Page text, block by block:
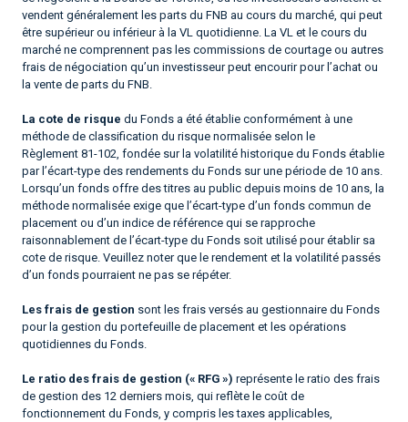
vendent généralement les parts du FNB au cours du marché, qui peut
être supérieur ou inférieur à la VL quotidienne. La VL et le cours du
marché ne comprennent pas les commissions de courtage ou autres
frais de négociation qu’un investisseur peut encourir pour l’achat ou
la vente de parts du FNB.
La cote de risque du Fonds a été établie conformément à une
méthode de classification du risque normalisée selon le
Règlement 81-102, fondée sur la volatilité historique du Fonds établie
par l’écart-type des rendements du Fonds sur une période de 10 ans.
Lorsqu’un fonds offre des titres au public depuis moins de 10 ans, la
méthode normalisée exige que l’écart-type d’un fonds commun de
placement ou d’un indice de référence qui se rapproche
raisonnablement de l’écart-type du Fonds soit utilisé pour établir sa
cote de risque. Veuillez noter que le rendement et la volatilité passés
d’un fonds pourraient ne pas se répéter.
Les frais de gestion sont les frais versés au gestionnaire du Fonds
pour la gestion du portefeuille de placement et les opérations
quotidiennes du Fonds.
Le ratio des frais de gestion (« RFG ») représente le ratio des frais
de gestion des 12 derniers mois, qui reflète le coût de
fonctionnement du Fonds, y compris les taxes applicables,